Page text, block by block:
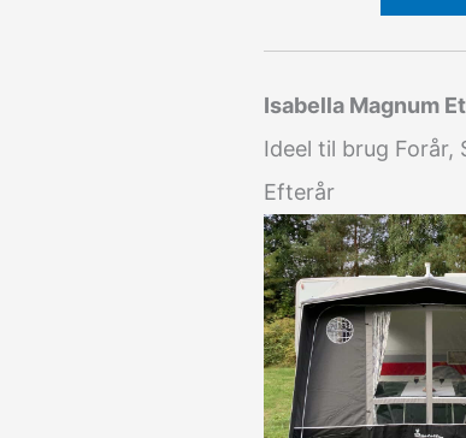
Isabella Magnum
Ideel til brug Forår,
Efterår